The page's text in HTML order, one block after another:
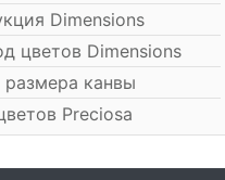
Dimensions
цветов Dimensions
размера канвы
Preciosa